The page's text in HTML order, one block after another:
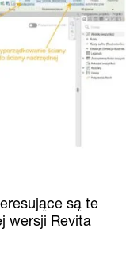
są te
wersji Revita